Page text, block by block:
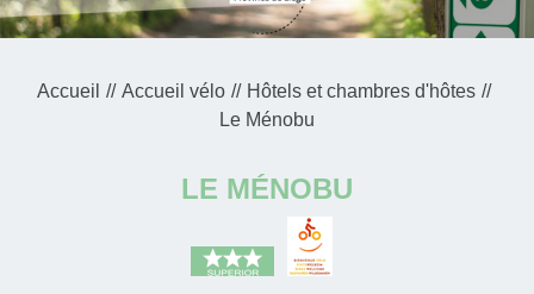
Accueil Accueil vélo
Hôtels et chambres d'hôtes
Le Ménobu
LE MÉNOBU